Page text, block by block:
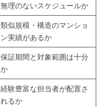
無理のないスケジュールか
類似規模・構造のマンショ
ン実績があるか
保証期間と対象範囲は十分
か
経験豊富な担当者が配置さ
れるか